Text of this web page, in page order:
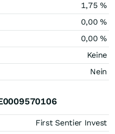
1,75 %
0,00 %
0,00 %
Keine
Nein
First Sentier Invest